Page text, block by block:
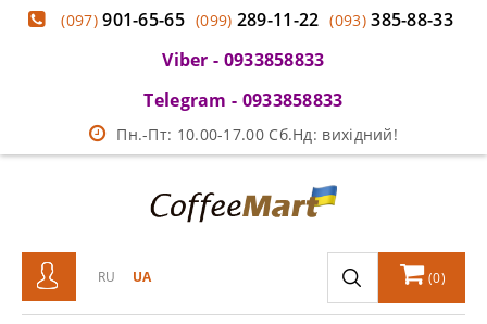
(097)901-65-65 (099) 289-11-22 (093)385-88-33
Viber - 0933858833
Telegram - 0933858833
Пн.-Пт: 10.00-17.00 Сб.Нд: вихідний!
RU UA (0)